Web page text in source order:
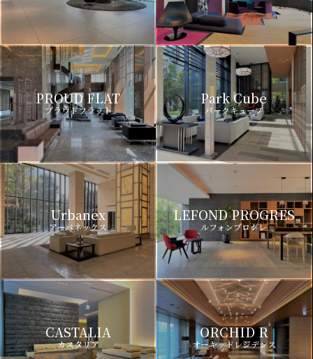
PROUD FLAT
プラウドフラット
Park Cube
パークキューブ
Urbanex
アーバネックス
LEFOND PROGRES
ルフォンプログレ
CASTALIA
カスタリア
ORCHID R
オーキッドレジデンス